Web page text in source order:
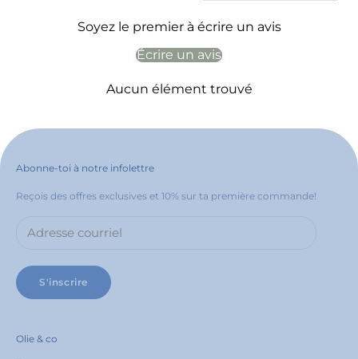
Soyez le premier à écrire un avis
Écrire un avis
Aucun élément trouvé
Abonne-toi à notre infolettre
Reçois des offres exclusives et 10% sur ta première commande!
S'inscrire
Olie & co